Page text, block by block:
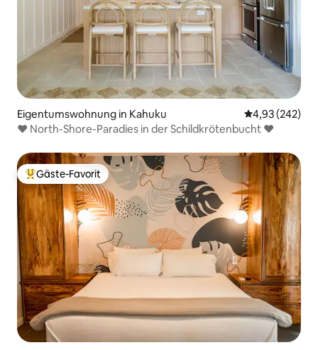
Eigentumswohnung in Kahuku
4,93 (242)
♥ North-Shore-Paradies in der Schildkrötenbucht ♥
Beliebter Gäste-Favorit.
Gäste-Favorit